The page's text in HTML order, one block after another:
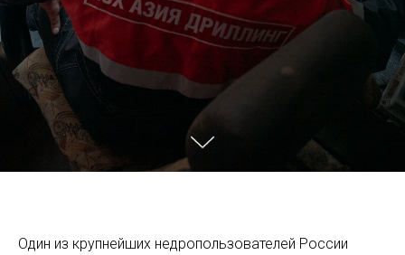
Один из крупнейших недропользователей России